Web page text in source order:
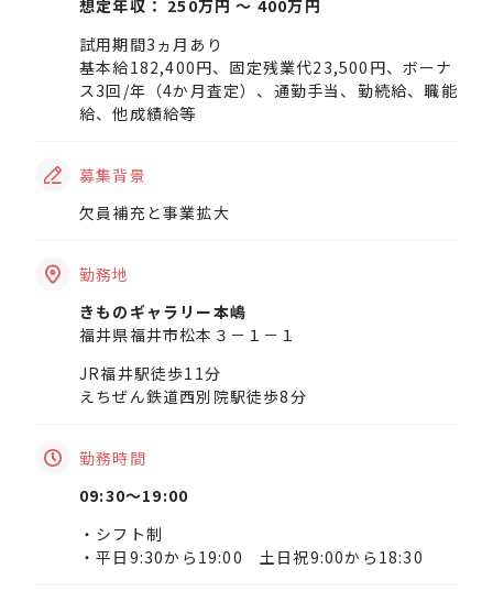
想定年収： 250万円 〜 400万円
試用期間3ヵ月あり
基本給182,400円、固定残業代23,500円、ボーナ
ス3回/年（4か月査定）、通勤手当、勤続給、職能
給、他成績給等
募集背景
欠員補充と事業拡大
勤務地
きものギャラリー本嶋
福井県福井市松本３－１－１
JR福井駅徒歩11分
えちぜん鉄道西別院駅徒歩8分
勤務時間
09:30〜19:00
・シフト制
・平日9:30から19:00 土日祝9:00から18:30